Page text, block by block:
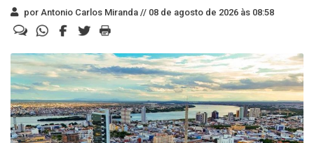
por Antonio Carlos Miranda // 08 de agosto de 2026 às 08:58